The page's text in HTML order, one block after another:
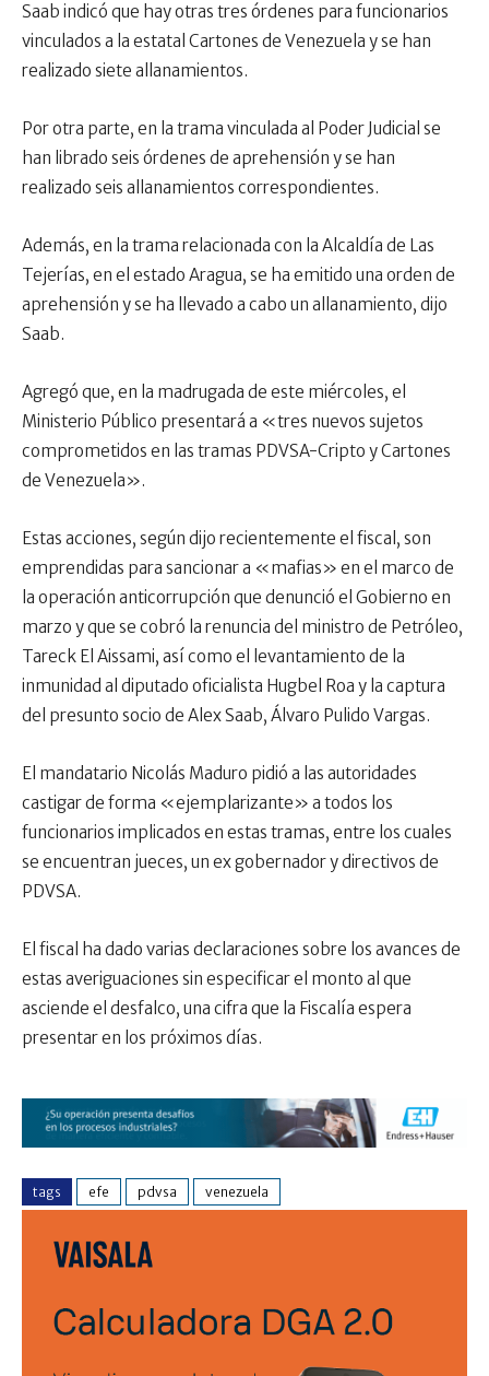
Saab indicó que hay otras tres órdenes para funcionarios
vinculados a la estatal Cartones de Venezuela y se han
realizado siete allanamientos.
Por otra parte, en la trama vinculada al Poder Judicial se
han librado seis órdenes de aprehensión y se han
realizado seis allanamientos correspondientes.
Además, en la trama relacionada con la Alcaldía de Las
Tejerías, en el estado Aragua, se ha emitido una orden de
aprehensión y se ha llevado a cabo un allanamiento, dijo
Saab.
Agregó que, en la madrugada de este miércoles, el
Ministerio Público presentará a «tres nuevos sujetos
comprometidos en las tramas PDVSA-Cripto y Cartones
de Venezuela».
Estas acciones, según dijo recientemente el fiscal, son
emprendidas para sancionar a «mafias» en el marco de
la operación anticorrupción que denunció el Gobierno en
marzo y que se cobró la renuncia del ministro de Petróleo,
Tareck El Aissami, así como el levantamiento de la
inmunidad al diputado oficialista Hugbel Roa y la captura
del presunto socio de Alex Saab, Álvaro Pulido Vargas.
El mandatario Nicolás Maduro pidió a las autoridades
castigar de forma «ejemplarizante» a todos los
funcionarios implicados en estas tramas, entre los cuales
se encuentran jueces, un ex gobernador y directivos de
PDVSA.
El fiscal ha dado varias declaraciones sobre los avances de
estas averiguaciones sin especificar el monto al que
asciende el desfalco, una cifra que la Fiscalía espera
presentar en los próximos días.
tags efe pdvsa venezuela